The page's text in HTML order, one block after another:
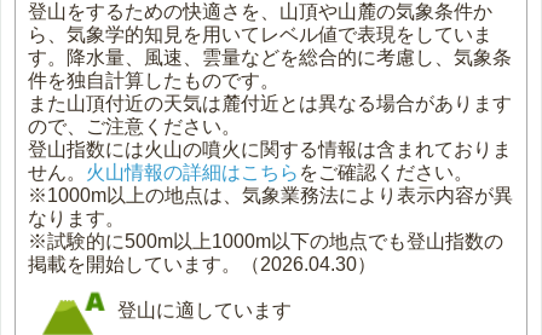
登山をするための快適さを、山頂や山麓の気象条件か
ら、気象学的知見を用いてレベル値で表現をしていま
す。降水量、風速、雲量などを総合的に考慮し、気象条
件を独自計算したものです。
また山頂付近の天気は麓付近とは異なる場合があります
ので、ご注意ください。
登山指数には火山の噴火に関する情報は含まれておりま
せん。 火山情報の詳細はこちら をご確認ください。
※1000m以上の地点は、気象業務法により表示内容が異
なります。
※試験的に500m以上1000m以下の地点でも登山指数の
掲載を開始しています。（2026.04.30）
登山に適しています